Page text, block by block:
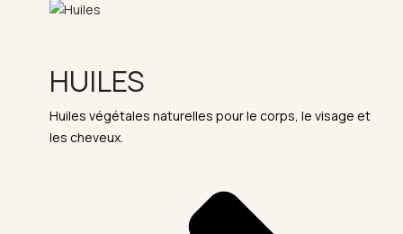
HUILES
Huiles végétales naturelles pour le corps, le visage et
les cheveux.